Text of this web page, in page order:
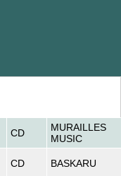
CD
MURAILLES
MUSIC
CD BASKARU